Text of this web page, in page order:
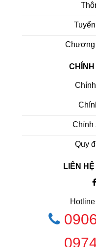
Chương
Chính
Quy
LIÊN